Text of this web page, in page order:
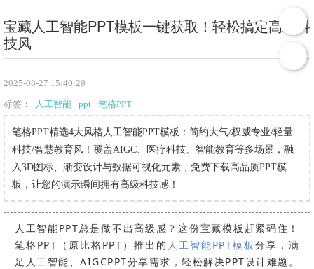
宝藏人工智能PPT模板一键获取！轻松搞定高级科
技风
2025-08-27 15:40:29
标签：
人工智能 ppt 笔格PPT
笔格PPT精选4大风格人工智能PPT模板：简约大气/权威专业/轻量
科技/智慧教育风！覆盖AIGC、医疗科技、智能教育等多场景，融
入3D图标、渐变设计与数据可视化元素，免费下载高品质PPT模
板，让您的演示瞬间拥有高级科技感！
人工智能PPT总是做不出高级感？这份宝藏模板赶紧码住！
笔格PPT（原比格PPT）推出的 人工智能PPT模板 分享，满
足人工智能、AIGCPPT分享需求，轻松解决PPT设计难题。